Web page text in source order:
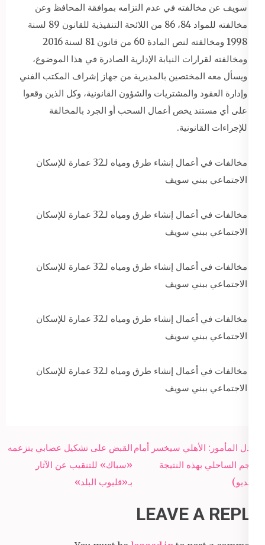
سويف عن مخالفته في عدم التزامه بموافقة المحافظ وعن
مخالفته للمواد 84، 86 من اللائحة التنفيذية للقانون 89 لسنة
1998 ومخالفته لنص المادة 60 من قانون 81 لسنة 2016
ومخالفته لقرارات النيابة الإدارية الصادرة في هذا الموضوع،
ويسأل معه المختصين بالمديرية من جهاز إشراف المكتب الفني
وإدارة العقود والمشتريات والشؤون القانونية، وكل الذين وقعوا
على أي مستند يخص أعمال السحب أو الجرد بالمخالفة
للإجراءات القانونية.
مخالفات في أعمال إنشاء طرق ومياه لـ32 عمارة للإسكان
الاجتماعي ببني سويف
مخالفات في أعمال إنشاء طرق ومياه لـ32 عمارة للإسكان
الاجتماعي ببني سويف
مخالفات في أعمال إنشاء طرق ومياه لـ32 عمارة للإسكان
الاجتماعي ببني سويف
مخالفات في أعمال إنشاء طرق ومياه لـ32 عمارة للإسكان
الاجتماعي ببني سويف
مخالفات في أعمال إنشاء طرق ومياه لـ32 عمارة للإسكان
الاجتماعي ببني سويف
Post
navigation
القبض على تشكيل عصابي يتزعمه
«سباك» للتنقيب عن الآثار
بـ«قليوب البلد»
عادل المأمور: الأهلي سيخسر أمام
النجم الساحلي بهذه النتيجة
(فيديو)
LEAVE A REPLY